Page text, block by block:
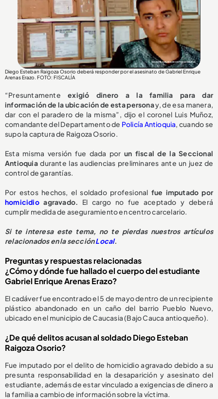
Diego Esteban Raigoza Osorio deberá responder por el asesinato de Gabriel Enrique
Arenas Erazo . FOTO: FISCALÍA
“Presuntamenteexigió dinero a la familia para dar
información de la ubicación de esta personay, de esa manera,
dar con el paradero de la misma”, dijo el coronel Luis Muñoz,
comandante del Departamento de Policía Antioquia, cuando se
supo la captura de Raigoza Osorio.
Esta misma versión fue dada por un fiscal de la Seccional
Antioquiadurante las audiencias preliminares ante un juez de
control de garantías.
Por estos hechos, el soldado profesional fue imputado por
homicidioagravado. El cargo no fue aceptado y deberá
cumplir medida de aseguramiento en centro carcelario.
Si te interesa este tema, no te pierdas nuestros artículos
relacionados en la secciónLocal.
Preguntas y respuestas relacionadas
¿Cómo y dónde fue hallado el cuerpo del estudiante
Gabriel Enrique Arenas Erazo?
El cadáver fue encontrado el 5 de mayo dentro de un recipiente
plástico abandonado en un caño del barrio Pueblo Nuevo,
ubicado en el municipio de Caucasia (Bajo Cauca antioqueño).
¿De qué delitos acusan al soldado Diego Esteban
Raigoza Osorio?
Fue imputado por el delito de homicidio agravado debido a su
presunta responsabilidad en la desaparición y asesinato del
estudiante, además de estar vinculado a exigencias de dinero a
la familia a cambio de información sobre la víctima.